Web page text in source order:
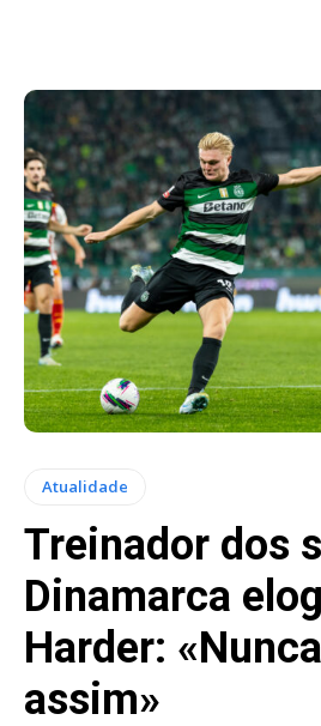
Atualidade
Treinador dos
Dinamarca
Harder:
assim»